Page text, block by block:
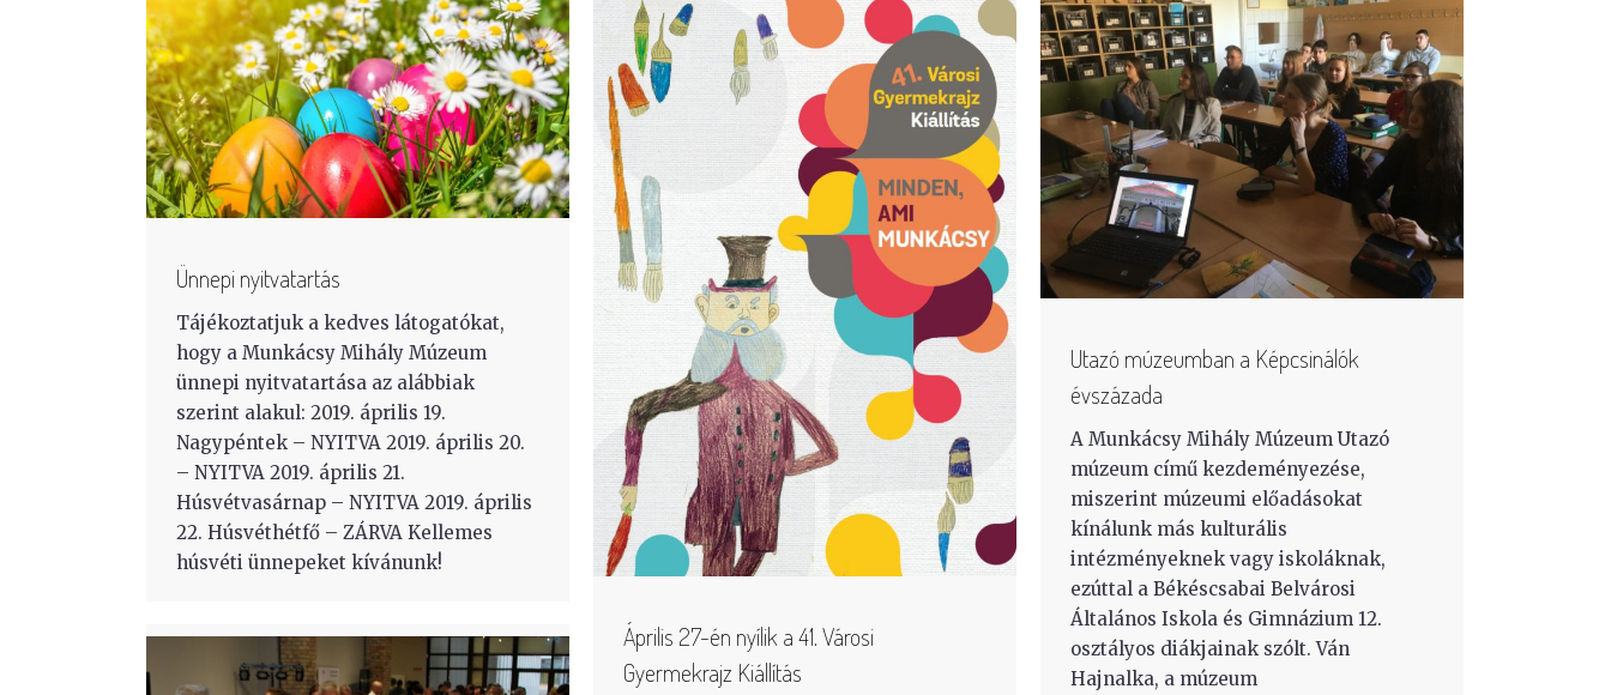
Ünnepi nyitvatartás
Tájékoztatjuk a kedves látogatókat,
hogy a Munkácsy Mihály Múzeum
ünnepi nyitvatartása az alábbiak
szerint alakul: 2019. április 19.
Nagypéntek – NYITVA 2019. április 20.
– NYITVA 2019. április 21.
Húsvétvasárnap – NYITVA 2019. április
22. Húsvéthétfő – ZÁRVA Kellemes
húsvéti ünnepeket kívánunk!
Április 27-én nyílik a 41. Városi
Gyermekrajz Kiállítás
Utazó múzeumban a Képcsinálók
évszázada
A Munkácsy Mihály Múzeum Utazó
múzeum című kezdeményezése,
miszerint múzeumi előadásokat
kínálunk más kulturális
intézményeknek vagy iskoláknak,
ezúttal a Békéscsabai Belvárosi
Általános Iskola és Gimnázium 12.
osztályos diákjainak szólt. Ván
Hajnalka, a múzeum